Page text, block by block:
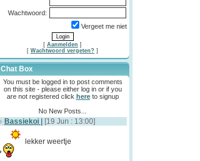
Wachtwoord:
Vergeet me niet
[ Aanmelden ]
[ Wachtwoord vergeten? ]
Chat Box
You must be logged in to post comments
on this site - please either log in or if you
are not registered click hereto signup
No New Posts...
Bassiekoi [19 Jun : 13:00]
lekker weertje